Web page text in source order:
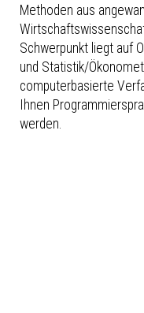
Methoden aus
Schwerpunkt liegt auf
und Statistik/
computerbasierte
Ihnen
werden.